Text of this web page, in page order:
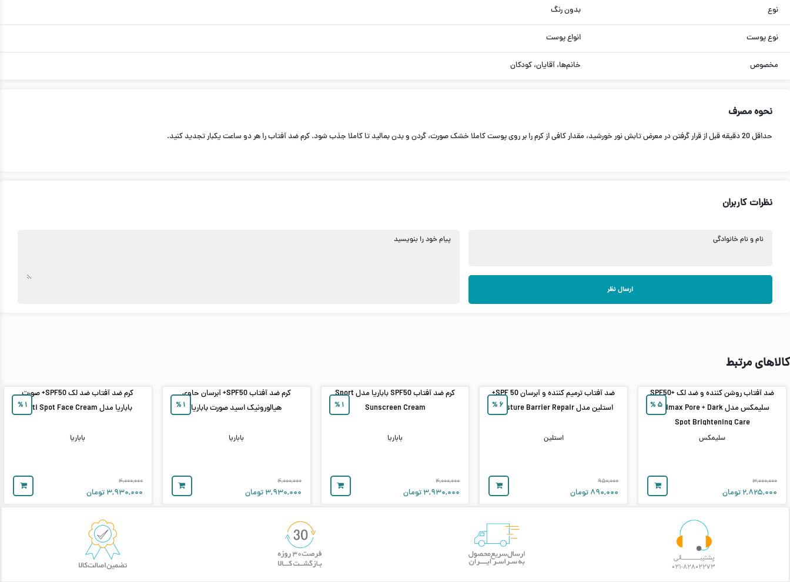
نوع بدون رنگ
نوع پوست انواع پوست
مخصوص خانم‌ها، آقایان، کودکان
نحوه مصرف
حداقل 20 دقیقه قبل از قرار گرفتن در معرض تابش نور خورشید، مقدار کافی از کرم را بر روی پوست کاملا خشک صورت، گردن و بدن بمالید تا کاملا جذب شود. کرم ضد آفتاب را هر دو ساعت یکبار تجدید کنید.
نظرات کاربران
نام و نام خانوادگی
ارسال نظر
پیام خود را بنویسید
کالاهای مرتبط
۵ %
ضد آفتاب روشن‌ کننده و ضد لک +SPF50
سلیمکس مدل Celimax Pore + Dark
Spot Brightening Care
سلیمکس
۳,۰۰۰,۰۰۰
۲,۸۲۵,۰۰۰ تومان
۶ %
ضد آفتاب ترمیم‌ کننده و آبرسان SPF 50+
استلین مدل Moisture Barrier Repair
استلین
۹۵۰,۰۰۰
۸۹۰,۰۰۰ تومان
۱ %
کرم ضد آفتاب SPF50 باباریا مدل Sport
Sunscreen Cream
باباریا
۴,۰۰۰,۰۰۰
۳,۹۳۰,۰۰۰ تومان
۱ %
کرم ضد آفتاب SPF50+ آبرسان حاوی
هیالورونیک اسید صورت باباریا
باباریا
۴,۰۰۰,۰۰۰
۳,۹۳۰,۰۰۰ تومان
۱ %
کرم ضد آفتاب ضد لک SPF50+ صورت
باباریا مدل Anti Spot Face Cream
باباریا
۴,۰۰۰,۰۰۰
۳,۹۳۰,۰۰۰ تومان